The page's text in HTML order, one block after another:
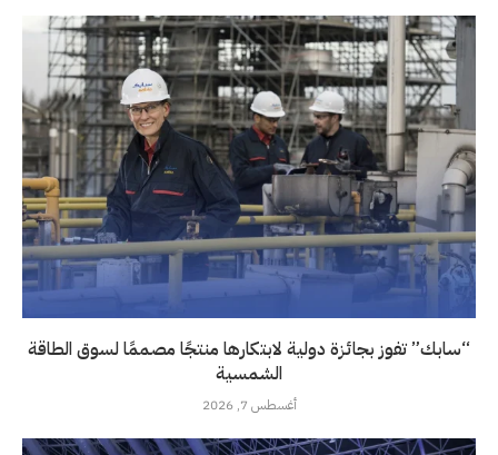
“سابك” تفوز بجائزة دولية لابتكارها منتجًا مصممًا لسوق الطاقة
الشمسية
أغسطس 7, 2026